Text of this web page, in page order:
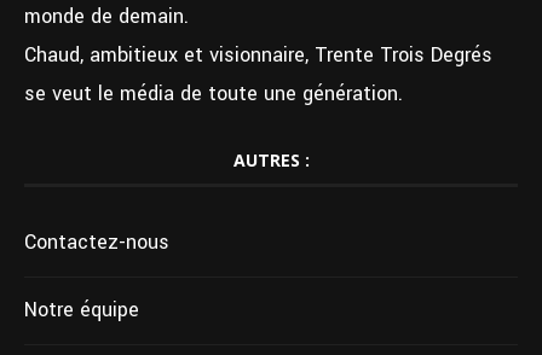
monde de demain.
Chaud, ambitieux et visionnaire, Trente Trois Degrés
se veut le média de toute une génération.
AUTRES :
Contactez-nous
Notre équipe